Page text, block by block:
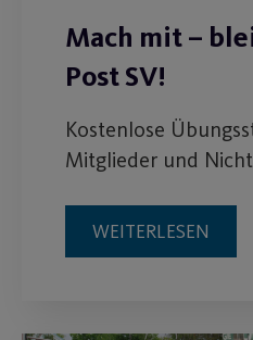
Mach mit –
Post SV!
Kostenlose
Mitglieder und
WEITERLESEN